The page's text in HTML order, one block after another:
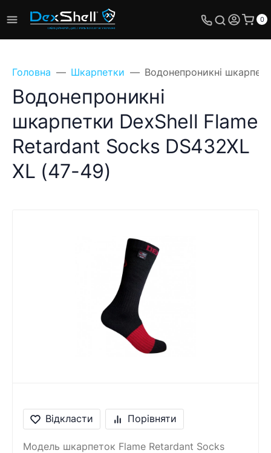
0
Головна Шкарпетки Водонепроникні
Водонепроникні
шкарпетки DexShell Flame
Retardant Socks DS432XL
XL (47-49)
Відкласти Порівняти
Модель шкарпеток Flame Retardant Socks